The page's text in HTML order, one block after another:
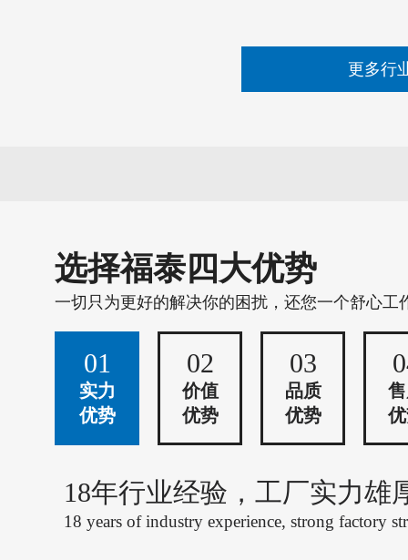
更多行
选择福泰四大优势
一切只为更好的解决你的困扰，还您一个舒心工
01
实力
优势
02
价值
优势
03
品质
优势
18年行业经验，工厂实力雄
18 years of industry experience, strong factory